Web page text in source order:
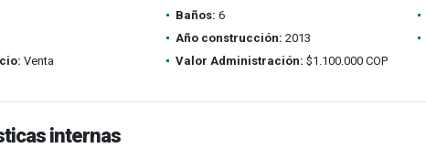
Baños: 6
Año construcción: 2013
Venta Valor Administración: $1.100.000 COP
internas